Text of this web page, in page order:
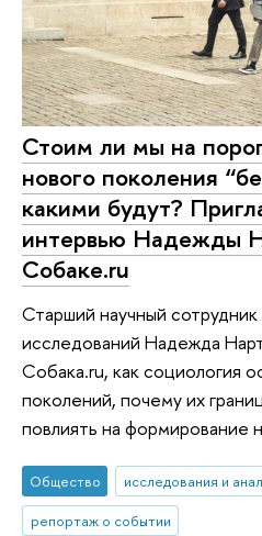
Стоим ли мы на
нового поколения
какими будут?
интервью Надежды
Собаке.ru
Старший научный
исследований Надежда
Собака.ru, как социология
поколений, почему их
повлиять на формирование
Общество исследования и
репортаж о событии